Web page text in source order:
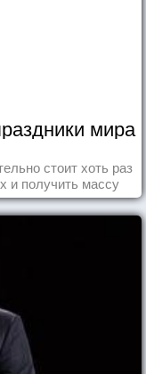
мира
стоит хоть раз
и получить массу